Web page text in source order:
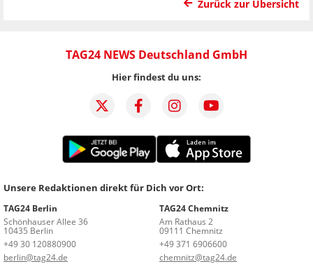
Zurück zur Übersicht
TAG24 NEWS Deutschland GmbH
Hier findest du uns:
Unsere Redaktionen direkt für Dich vor Ort:
TAG24 Berlin
Schönhauser Allee 36
10435 Berlin
+49 30 120880900
berlin@tag24.de
TAG24 Chemnitz
Am Rathaus 2
09111 Chemnitz
+49 371 6906600
chemnitz@tag24.de